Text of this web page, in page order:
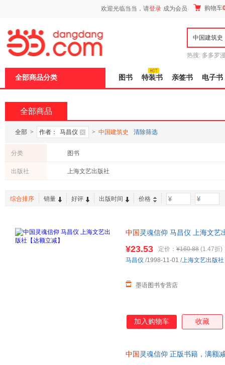
欢迎光临当当，请登录 成为会员 购物车
热搜: 多多罗
全部商品分类 图书 特装书 亲签书 电子书
全部商品
全部 > 作者： 马昌仪 > 中国建筑史 清除筛选
分类 图书
出版社 上海文艺出版社
综合排序 销量 好评 出版时间 价格 -
中国 灵魂信仰 马昌仪 上海文艺
¥23.53 定价： ¥160.88 (1.47折)
墨语图书专营店
马昌仪 /1998-11-01 /上海文艺出版社
加入购物车 收藏
中国 灵魂信仰 正版书籍，满额
页
加